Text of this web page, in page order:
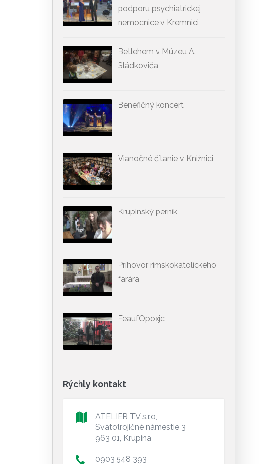
podporu psychiatrickej
nemocnice v Kremnici
Betlehem v Múzeu A.
Sládkoviča
Benefičný koncert
Vianočné čítanie v Knižnici
Krupinský perník
Príhovor rímskokatolíckeho
farára
FeaufOpoxjc
Rýchly kontakt
ATELIER TV s.r.o,
Svätotrojičné námestie 3
963 01, Krupina
0903 548 393